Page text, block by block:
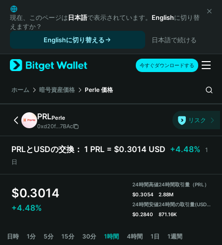
English
日本語
Tiếng Việt
Español (Latinoamérica)
Türkçe
Français
Deutsch
简体中文
繁體中文
Português (Portugal)
Bahasa Indonesia
ภาษาไทย
हिन्दी
Español
Português (Brasil)
現在、このページは日本語で表示されています。 Englishに切り替
えますか？
Englishに切り替える
日本語で続ける
今すぐダウンロードする
ホーム 暗号資産価格 Perle 価格
PRLPerle
0xd20f...7BAc
リスク
PRLとUSDの交換： 1 PRL = $0.3014 USD +4.48%
1
日
$0.3014
+4.48%
24時間高値
$0.3054
24時間安値
$0.2840
24時間取引量（PRL）
2.88M
24時間の取引量(USDT)
871.16K
日時 1分 5分 15分 30分 1時間 4時間 1日 1週間